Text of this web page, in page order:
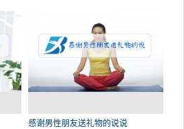
感谢男性朋友送礼物的说说